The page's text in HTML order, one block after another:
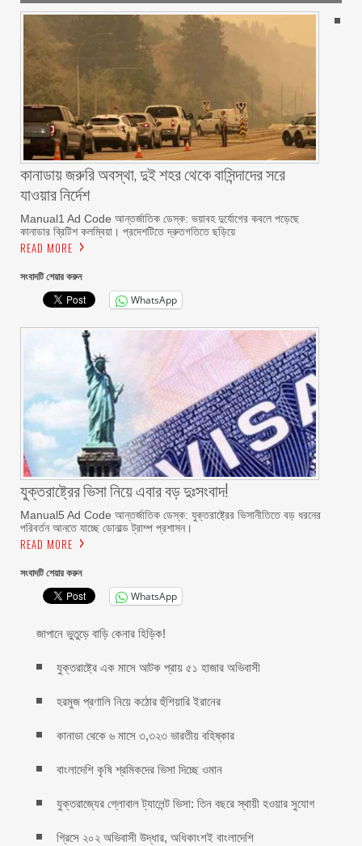
কানাডায় জরুরি অবস্থা, দুই শহর থেকে বাসিন্দাদের সরে
যাওয়ার নির্দেশ
Manual1 Ad Code আন্তর্জাতিক ডেস্ক: ভয়াবহ দুর্যোগের কবলে পড়েছে
কানাডার ব্রিটিশ কলম্বিয়া। প্রদেশটিতে দ্রুতগতিতে ছড়িয়ে
READ MORE
সংবাদটি শেয়ার করুন
WhatsApp
যুক্তরাষ্ট্রের ভিসা নিয়ে এবার বড় দুঃসংবাদ!
Manual5 Ad Code আন্তর্জাতিক ডেস্ক: যুক্তরাষ্ট্রের ভিসানীতিতে বড় ধরনের
পরিবর্তন আনতে যাচ্ছে ডোনাল্ড ট্রাম্প প্রশাসন।
READ MORE
সংবাদটি শেয়ার করুন
WhatsApp
জাপানে ভুতুড়ে বাড়ি কেনার হিড়িক!
যুক্তরাষ্ট্রে এক মাসে আটক প্রায় ৫১ হাজার অভিবাসী
হরমুজ প্রণালি নিয়ে কঠোর হুঁশিয়ারি ইরানের
কানাডা থেকে ৬ মাসে ৩,৩২৩ ভারতীয় বহিষ্কার
বাংলাদেশি কৃষি শ্রমিকদের ভিসা দিচ্ছে ওমান
যুক্তরাজ্যের গ্লোবাল ট্যালেন্ট ভিসা: তিন বছরে স্থায়ী হওয়ার সুযোগ
গ্রিসে ২০২ অভিবাসী উদ্ধার, অধিকাংশই বাংলাদেশি